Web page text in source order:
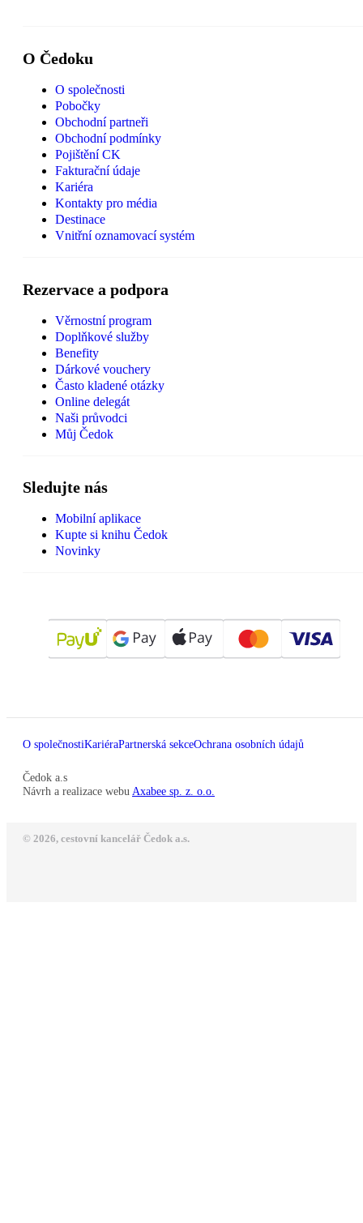
O Čedoku
O společnosti
Pobočky
Obchodní partneři
Obchodní podmínky
Pojištění CK
Fakturační údaje
Kariéra
Kontakty pro média
Destinace
Vnitřní oznamovací systém
Rezervace a podpora
Věrnostní program
Doplňkové služby
Benefity
Dárkové vouchery
Často kladené otázky
Online delegát
Naši průvodci
Můj Čedok
Sledujte nás
Mobilní aplikace
Kupte si knihu Čedok
Novinky
O společnostiKariéraPartnerská sekceOchrana osobních údajů
Čedok a.s
Návrh a realizace webu Axabee sp. z. o.o.
© 2026, cestovní kancelář Čedok a.s.